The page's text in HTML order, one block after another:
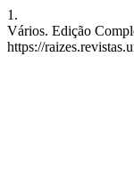
1.
Vários. Edição
https://